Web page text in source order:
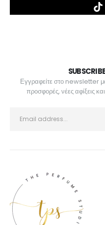
Εγγραφείτε στο newsletter
προσφορές, νέες αφίξεις